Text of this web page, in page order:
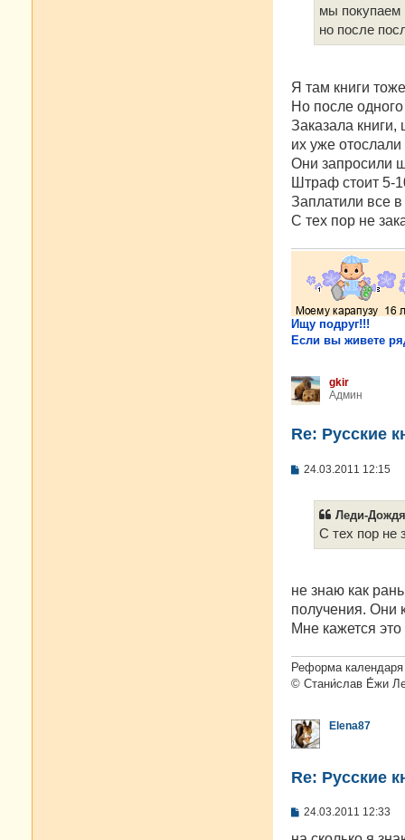
мы покупаем
но после
Я там книги
Но после
Заказала
их уже
Они запросили
Штраф стоит 5-
Заплатили все
С тех пор не
Ищу подруг!!!
Если вы живете
gkir
Админ
Re: Русские
С
24.03.2011 12:15
Леди-
С тех пор не
не знаю как
получения. Они
Мне кажется
Реформа
© Стани́слав Е́жи
Elena87
Re: Русские
С
о
24.03.2011 12:33